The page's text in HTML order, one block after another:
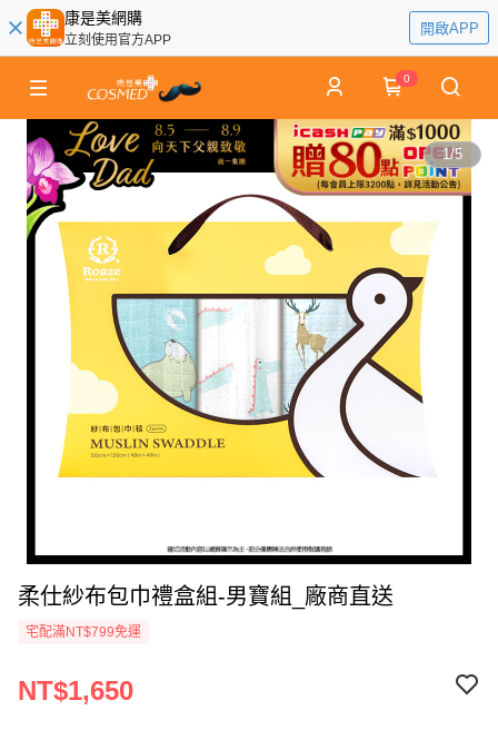
康是美網購
立刻使用官方APP
開啟APP
0
1/5
柔仕紗布包巾禮盒組-男寶組_廠商直送
宅配滿NT$799免運
NT$1,650